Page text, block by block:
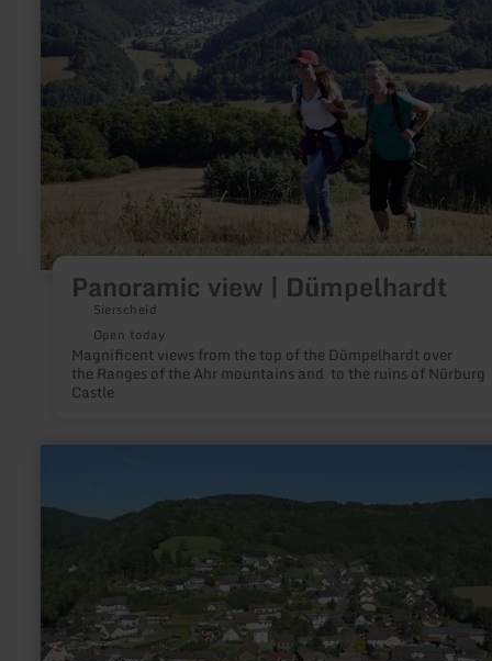
Panoramic view | Dümpelhardt
Sierscheid
Open today
Magnificent views from the top of the Dümpelhardt over
the Ranges of the Ahr mountains and to the ruins of Nürburg
Castle
Dümpelhardt
Hocheifel
lookout
No.2
above
Schuld